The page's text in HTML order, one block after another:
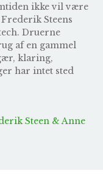
ikke vil være
Steens
Druerne
af en gammel
klaring,
har intet sted
Steen & Anne